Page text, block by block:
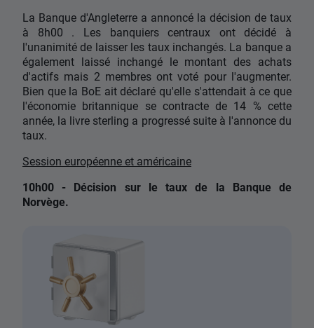
La Banque d'Angleterre a annoncé la décision de taux
à 8h00 . Les banquiers centraux ont décidé à
l'unanimité de laisser les taux inchangés. La banque a
également laissé inchangé le montant des achats
d'actifs mais 2 membres ont voté pour l'augmenter.
Bien que la BoE ait déclaré qu'elle s'attendait à ce que
l'économie britannique se contracte de 14 % cette
année, la livre sterling a progressé suite à l'annonce du
taux.
Session européenne et américaine
10h00 - Décision sur le taux de la Banque de
Norvège.